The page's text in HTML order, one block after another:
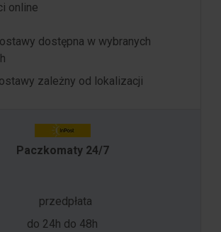
online
dostępna w wybranych
zależny od lokalizacji
Paczkomaty 24/7
przedpłata
do 24h do 48h